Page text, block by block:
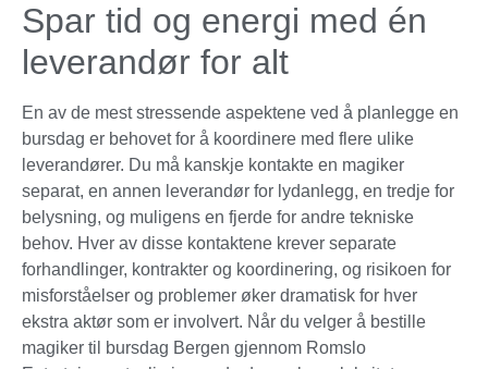
Spar tid og energi med én
leverandør for alt
En av de mest stressende aspektene ved å planlegge en
bursdag er behovet for å koordinere med flere ulike
leverandører. Du må kanskje kontakte en magiker
separat, en annen leverandør for lydanlegg, en tredje for
belysning, og muligens en fjerde for andre tekniske
behov. Hver av disse kontaktene krever separate
forhandlinger, kontrakter og koordinering, og risikoen for
misforståelser og problemer øker dramatisk for hver
ekstra aktør som er involvert. Når du velger å bestille
magiker til bursdag Bergen gjennom Romslo